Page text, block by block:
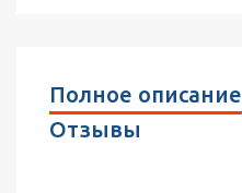
Полное описание
Отзывы